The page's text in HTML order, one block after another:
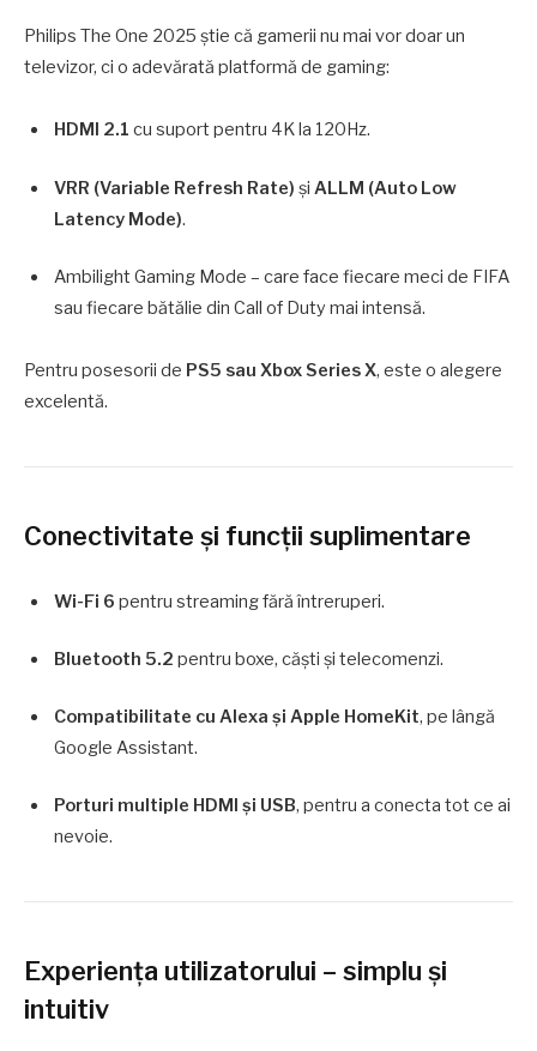
Philips The One 2025 știe că gamerii nu mai vor doar un
televizor, ci o adevărată platformă de gaming:
HDMI 2.1 cu suport pentru 4K la 120Hz.
VRR (Variable Refresh Rate) și ALLM (Auto Low
Latency Mode).
Ambilight Gaming Mode – care face fiecare meci de FIFA
sau fiecare bătălie din Call of Duty mai intensă.
Pentru posesorii de PS5 sau Xbox Series X, este o alegere
excelentă.
Conectivitate și funcții suplimentare
Wi-Fi 6 pentru streaming fără întreruperi.
Bluetooth 5.2 pentru boxe, căști și telecomenzi.
Compatibilitate cu Alexa și Apple HomeKit, pe lângă
Google Assistant.
Porturi multiple HDMI și USB, pentru a conecta tot ce ai
nevoie.
Experiența utilizatorului – simplu și
intuitiv